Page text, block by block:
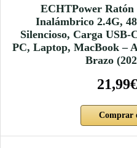
ECHTPower
Inalámbrico 2.4G,
Silencioso, Carga
PC, Laptop, MacBook –
Brazo
21,99€
Comprar